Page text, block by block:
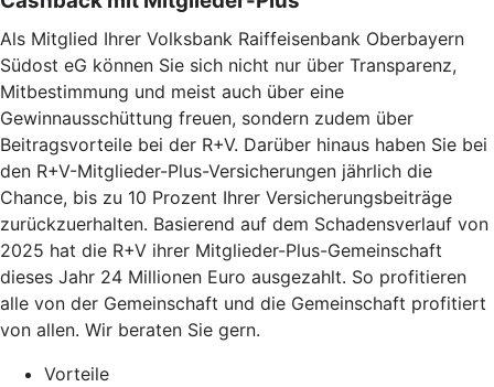
Als Mitglied Ihrer Volksbank Raiffeisenbank Oberbayern
Südost eG können Sie sich nicht nur über Transparenz,
Mitbestimmung und meist auch über eine
Gewinnausschüttung freuen, sondern zudem über
Beitragsvorteile bei der R+V. Darüber hinaus haben Sie bei
den R+V-Mitglieder-Plus-Versicherungen jährlich die
Chance, bis zu 10 Prozent Ihrer Versicherungsbeiträge
zurückzuerhalten. Basierend auf dem Schadensverlauf von
2025 hat die R+V ihrer Mitglieder-Plus-Gemeinschaft
dieses Jahr 24 Millionen Euro ausgezahlt. So profitieren
alle von der Gemeinschaft und die Gemeinschaft profitiert
von allen. Wir beraten Sie gern.
Vorteile